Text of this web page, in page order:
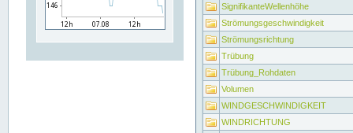
SignifikanteWellenhöhe
Strömungsgeschwindigkeit
Strömungsrichtung
Trübung
Trübung_Rohdaten
Volumen
WINDGESCHWINDIGKEIT
WINDRICHTUNG